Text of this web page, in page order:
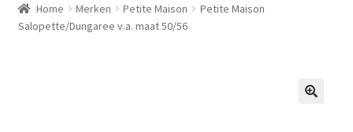
Home Merken Petite Maison
Petite Maison
Salopette/Dungaree v.a. maat 50/56